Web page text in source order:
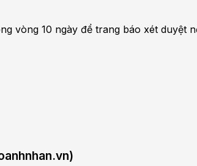
vòng 10 ngày để trang báo xét duyệt